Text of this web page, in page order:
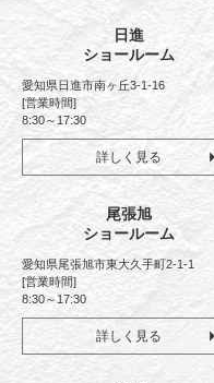
日進
ショールーム
愛知県日進市南ヶ丘3-1-16
[営業時間]
8:30～17:30
詳しく見る
尾張旭
ショールーム
愛知県尾張旭市東大久手町2-1-1
[営業時間]
8:30～17:30
詳しく見る